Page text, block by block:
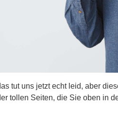
tut uns jetzt echt leid, aber
tollen Seiten, die Sie oben in